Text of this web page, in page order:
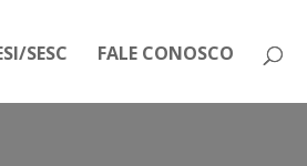
SESC FALE CONOSCO